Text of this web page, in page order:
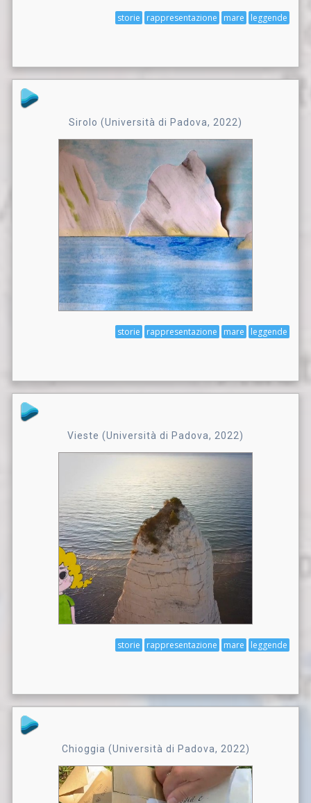
leggende
mare
rappresentazione
storie
Sirolo (Università di Padova, 2022)
leggende
mare
rappresentazione
storie
Vieste (Università di Padova, 2022)
leggende
mare
rappresentazione
storie
Chioggia (Università di Padova, 2022)